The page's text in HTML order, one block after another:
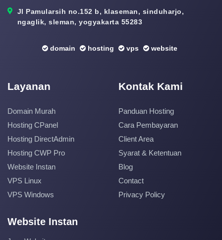
Jl Pamularsih no.152 b, klaseman, sinduharjo,
ngaglik, sleman, yogyakarta 55283
domain hosting vps website
Layanan
Domain Murah
Hosting CPanel
Hosting DirectAdmin
Hosting CWP Pro
Website Instan
VPS Linux
VPS Windows
Kontak Kami
Panduan Hosting
Cara Pembayaran
Client Area
Syarat & Ketentuan
Blog
Contact
Privacy Policy
Website Instan